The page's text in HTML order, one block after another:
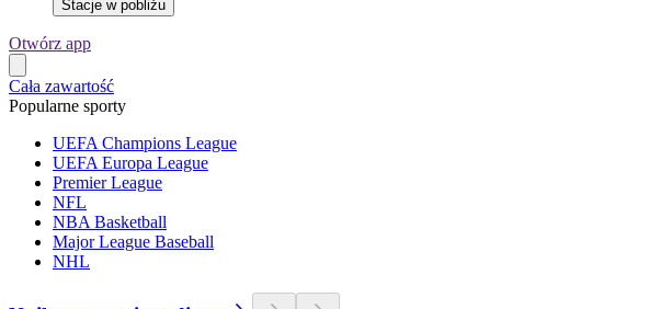
Stacje w pobliżu
Otwórz app
Cała zawartość
Popularne sporty
UEFA Champions League
UEFA Europa League
Premier League
NFL
NBA Basketball
Major League Baseball
NHL